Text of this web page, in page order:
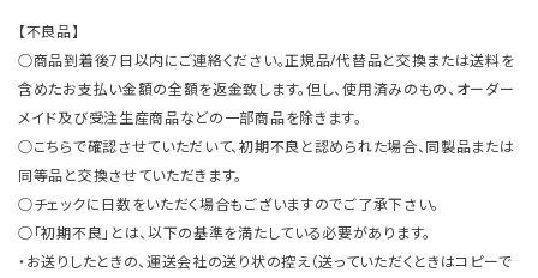
【不良品】
○商品到着後7日以内にご連絡ください。正規品/代替品と交換または送料を
含めたお支払い金額の全額を返金致します。但し、使用済みのもの、オーダー
メイド及び受注生産商品などの一部商品を除きます。
○こちらで確認させていただいて、初期不良と認められた場合、同製品または
同等品と交換させていただきます。
○チェックに日数をいただく場合もございますのでご了承下さい。
○「初期不良」とは、以下の基準を満たしている必要があります。
・お送りしたときの、運送会社の送り状の控え（送っていただくときはコピーで